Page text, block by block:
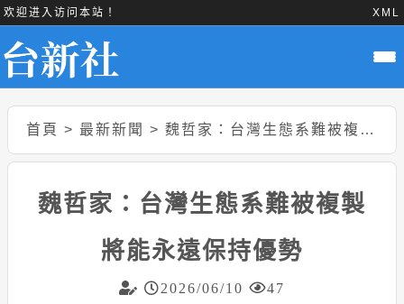
欢迎进入访问本站！ XML
首頁 > 最新新聞 > 魏哲家：台灣生態系難被複製 將能永遠保持優勢
魏哲家：台灣生態系難被複製
將能永遠保持優勢
2026/06/10 47